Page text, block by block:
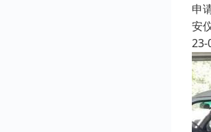
申
安
23-